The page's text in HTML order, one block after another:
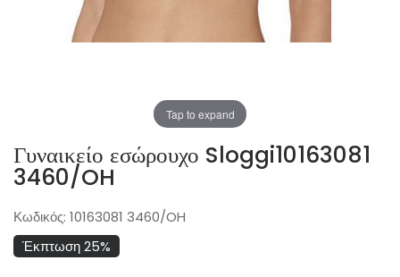
Tap to expand
Γυναικείο εσώρουχο Sloggi10163081
3460/OH
Κωδικός: 10163081 3460/OH
Έκπτωση 25%